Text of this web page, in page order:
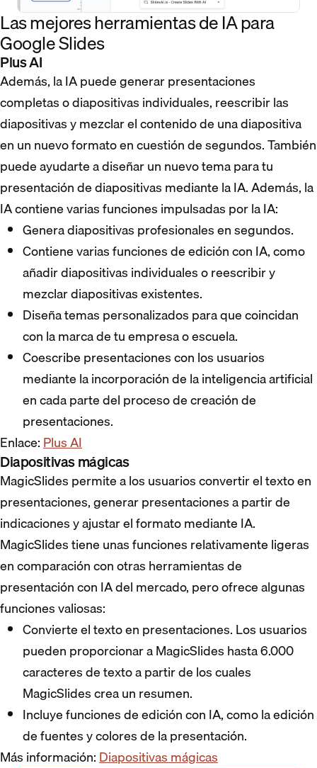
Las mejores herramientas de IA para
Google Slides
Plus AI
Además, la IA puede generar presentaciones
completas o diapositivas individuales, reescribir las
diapositivas y mezclar el contenido de una diapositiva
en un nuevo formato en cuestión de segundos. También
puede ayudarte a diseñar un nuevo tema para tu
presentación de diapositivas mediante la IA. Además, la
IA contiene varias funciones impulsadas por la IA:
Genera diapositivas profesionales en segundos.
Contiene varias funciones de edición con IA, como
añadir diapositivas individuales o reescribir y
mezclar diapositivas existentes.
Diseña temas personalizados para que coincidan
con la marca de tu empresa o escuela.
Coescribe presentaciones con los usuarios
mediante la incorporación de la inteligencia artificial
en cada parte del proceso de creación de
presentaciones.
Enlace:Plus AI
Diapositivas mágicas
MagicSlides permite a los usuarios convertir el texto en
presentaciones, generar presentaciones a partir de
indicaciones y ajustar el formato mediante IA.
MagicSlides tiene unas funciones relativamente ligeras
en comparación con otras herramientas de
presentación con IA del mercado, pero ofrece algunas
funciones valiosas:
Convierte el texto en presentaciones. Los usuarios
pueden proporcionar a MagicSlides hasta 6.000
caracteres de texto a partir de los cuales
MagicSlides crea un resumen.
Incluye funciones de edición con IA, como la edición
de fuentes y colores de la presentación.
Más información:Diapositivas mágicas